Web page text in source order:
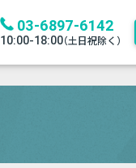
03-6897-6142
10:00-18:00（土日祝除く）